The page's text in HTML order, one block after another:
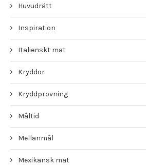
Huvudrätt
Inspiration
Italienskt mat
Kryddor
Kryddprovning
Måltid
Mellanmål
Mexikansk mat